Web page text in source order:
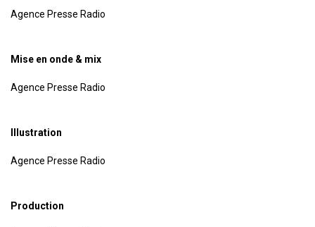
Agence Presse Radio
Mise en onde & mix
Agence Presse Radio
Illustration
Agence Presse Radio
Production